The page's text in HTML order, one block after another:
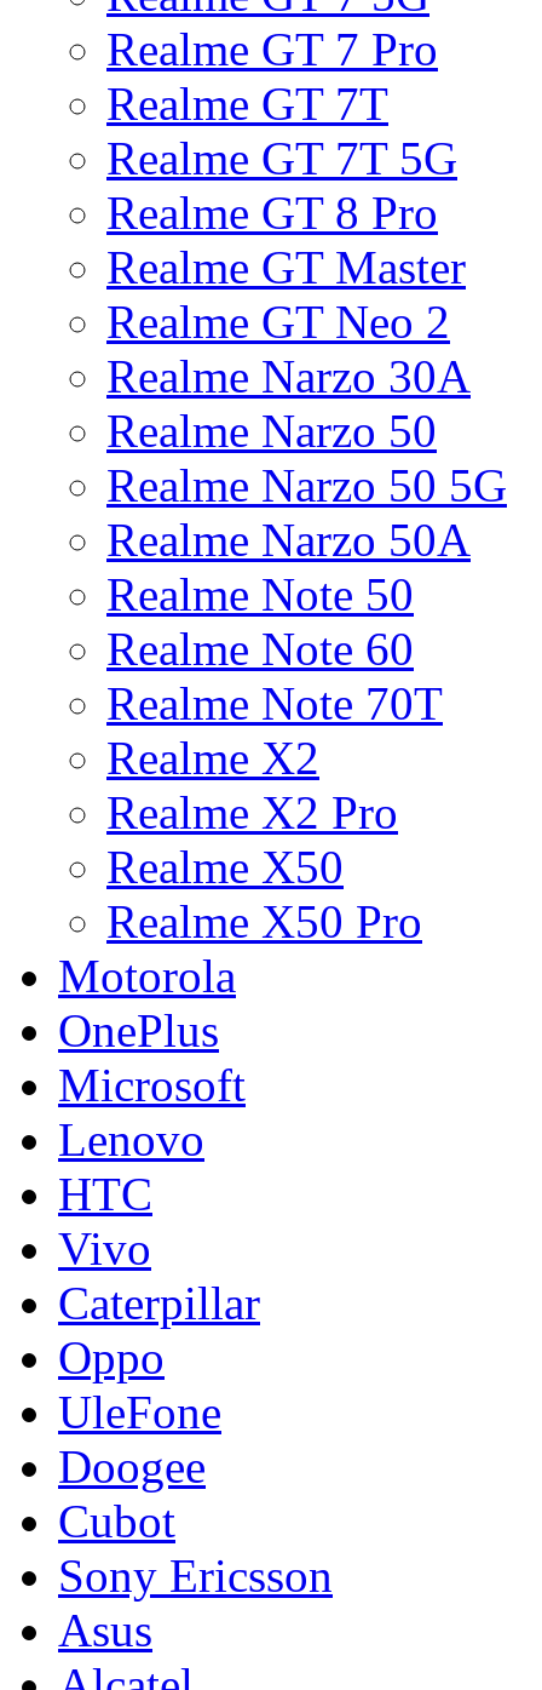
Realme GT 7 Pro
Realme GT 7T
Realme GT 7T 5G
Realme GT 8 Pro
Realme GT Master
Realme GT Neo 2
Realme Narzo 30A
Realme Narzo 50
Realme Narzo 50 5G
Realme Narzo 50A
Realme Note 50
Realme Note 60
Realme Note 70T
Realme X2
Realme X2 Pro
Realme X50
Realme X50 Pro
Motorola
OnePlus
Microsoft
Lenovo
HTC
Vivo
Caterpillar
Oppo
UleFone
Doogee
Cubot
Sony Ericsson
Asus